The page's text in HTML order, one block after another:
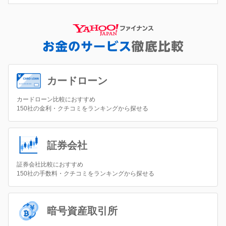
カードローン
カードローン比較におすすめ
150社の金利・クチコミをランキングから探せる
証券会社
証券会社比較におすすめ
150社の手数料・クチコミをランキングから探せる
暗号資産取引所